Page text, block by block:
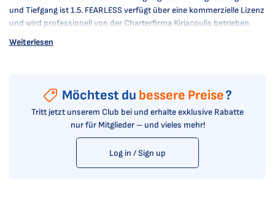
und Tiefgang ist 1.5. FEARLESS verfügt über eine kommerzielle Lizenz
und wird professionell von der Charterfirma Kiriacoulis betrieben.
Weiterlesen
Möchtest du bessere Preise?
Tritt jetzt unserem Club bei und erhalte exklusive Rabatte
nur für Mitglieder – und vieles mehr!
Log in / Sign up